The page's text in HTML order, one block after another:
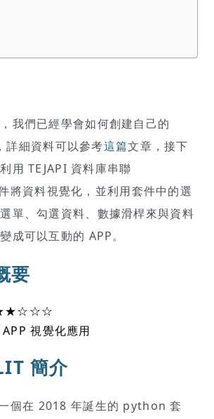
我們已經學會如何創建自己的
詳細資料可以參考這篇文章，接下
用 TEJAPI 資料庫串聯
將資料視覺化，並利用套件中的選
單、勾選資料、數據滑桿來與資料
成可以互動的 APP。
要
★★☆☆☆
視覺化應用
簡介
個在 2018 年誕生的 python 套